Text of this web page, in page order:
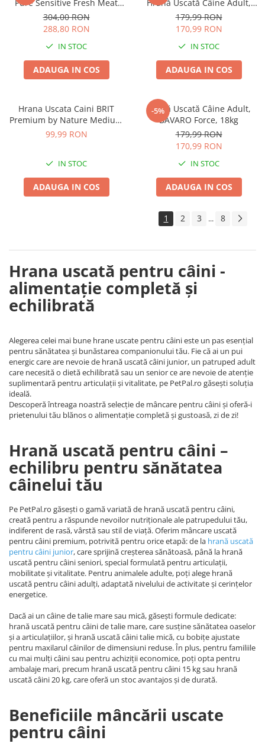
Pure Sensitive Fresh Meat
Medium/Maxi Adult Curcan si
Cartof 12,5kg
304,00 RON
288,80 RON
IN STOC
ADAUGA IN COS
Hrană Uscată Câine Adult,
Pui, 15kg
179,99 RON
170,99 RON
IN STOC
ADAUGA IN COS
Hrana Uscata Caini BRIT
Premium by Nature Medium
Adult 8kg
99,99 RON
IN STOC
ADAUGA IN COS
-5%
Hrană Uscată Câine Adult,
BAVARO Force, 18kg
179,99 RON
170,99 RON
IN STOC
ADAUGA IN COS
1 2 3 ... 8
Hrana uscată pentru câini -
alimentație completă și
echilibrată
Alegerea celei mai bune hrane uscate pentru câini este un pas esențial
pentru sănătatea și bunăstarea companionului tău. Fie că ai un pui
energic care are nevoie de hrană uscată câini junior, un patruped adult
care necesită o dietă echilibrată sau un senior ce are nevoie de atenție
suplimentară pentru articulații și vitalitate, pe PetPal.ro găsești soluția
ideală.
Descoperă întreaga noastră selecție de mâncare pentru câini și oferă-i
prietenului tău blănos o alimentație completă și gustoasă, zi de zi!
Hrană uscată pentru câini –
echilibru pentru sănătatea
câinelui tău
Pe PetPal.ro găsești o gamă variată de hrană uscată pentru câini,
creată pentru a răspunde nevoilor nutriționale ale patrupedului tău,
indiferent de rasă, vârstă sau stil de viață. Oferim mâncare uscată
pentru câini premium, potrivită pentru orice etapă: de la hrană uscată
pentru câini junior, care sprijină creșterea sănătoasă, până la hrană
uscată pentru câini seniori, special formulată pentru articulații,
mobilitate și vitalitate. Pentru animalele adulte, poți alege hrană
uscată pentru câini adulți, adaptată nivelului de activitate și cerințelor
energetice.
Dacă ai un câine de talie mare sau mică, găsești formule dedicate:
hrană uscată pentru câini de talie mare, care susține sănătatea oaselor
și a articulațiilor, și hrană uscată câini talie mică, cu bobițe ajustate
pentru maxilarul câinilor de dimensiuni reduse. În plus, pentru familiile
cu mai mulți câini sau pentru achiziții economice, poți opta pentru
ambalaje mari, precum hrană uscată pentru câini 15 kg sau hrană
uscată câini 20 kg, care oferă un stoc avantajos și de durată.
Beneficiile mâncării uscate
pentru câini